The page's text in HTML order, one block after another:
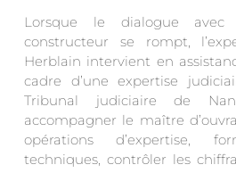
Lorsque le dialogue avec
constructeur se rompt,
Herblain intervient en
cadre d’une expertise
Tribunal judiciaire de
accompagner le maître
opérations d’expertise,
techniques, contrôler les